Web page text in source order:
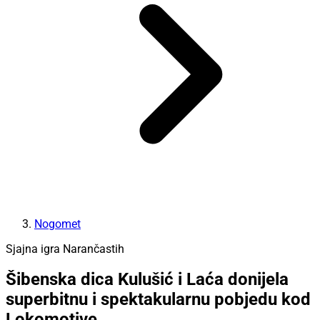
Nogomet
Sjajna igra Narančastih
Šibenska dica Kulušić i Laća donijela
superbitnu i spektakularnu pobjedu kod